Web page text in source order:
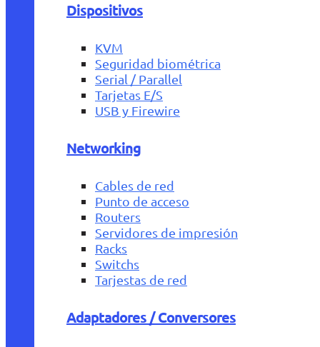
Dispositivos
KVM
Seguridad biométrica
Serial / Parallel
Tarjetas E/S
USB y Firewire
Networking
Cables de red
Punto de acceso
Routers
Servidores de impresión
Racks
Switchs
Tarjestas de red
Adaptadores / Conversores